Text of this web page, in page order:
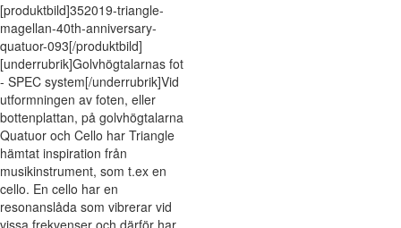
[produktbild]352019-triangle-
magellan-40th-anniversary-
quatuor-093[/produktbild]
[underrubrik]Golvhögtalarnas fot
- SPEC system[/underrubrik]Vid
utformningen av foten, eller
bottenplattan, på golvhögtalarna
Quatuor och Cello har Triangle
hämtat inspiration från
musikinstrument, som t.ex en
cello. En cello har en
resonanslåda som vibrerar vid